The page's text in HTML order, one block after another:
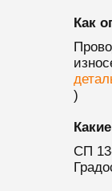
Как
)
СП